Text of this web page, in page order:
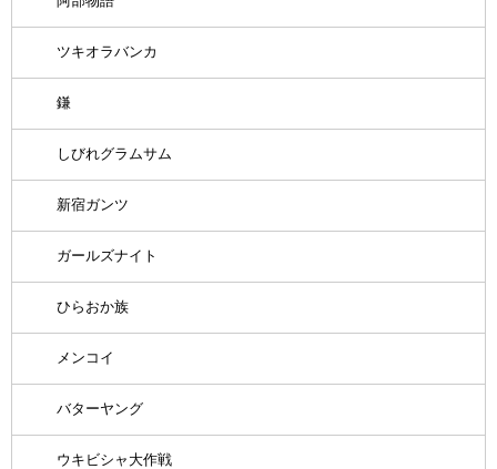
ツキオラバンカ
鎌
しびれグラムサム
新宿ガンツ
ガールズナイト
ひらおか族
メンコイ
バターヤング
ウキビシャ大作戦